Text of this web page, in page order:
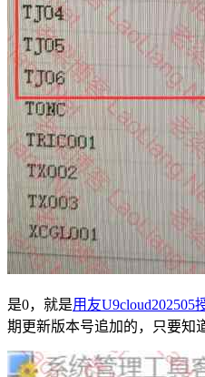
是0，就是用友U9cloud202505
期更新版本号追加的，只要知